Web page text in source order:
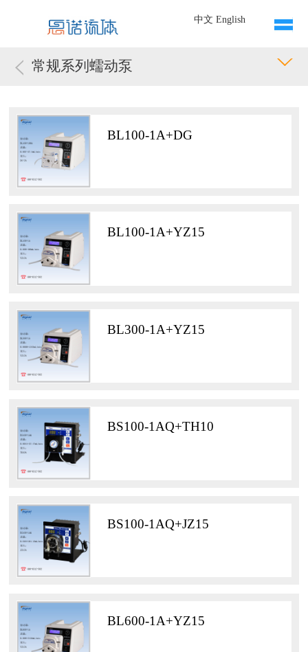
中文 English
常规系列蠕动泵
BL100-1A+DG
BL100-1A+YZ15
BL300-1A+YZ15
BS100-1AQ+TH10
BS100-1AQ+JZ15
BL600-1A+YZ15